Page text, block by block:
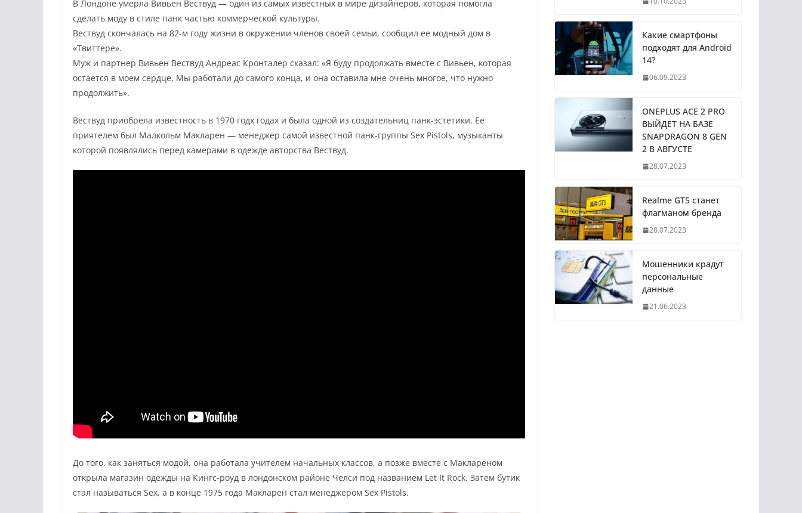
В Лондоне умерла Вивьен Вествуд — один из самых известных в мире дизайнеров, которая помогла
сделать моду в стиле панк частью коммерческой культуры.
Вествуд скончалась на 82-м году жизни в окружении членов своей семьи, сообщил ее модный дом в
«Твиттере».
Муж и партнер Вивьен Вествуд Андреас Кронталер сказал: «Я буду продолжать вместе с Вивьен, которая
остается в моем сердце. Мы работали до самого конца, и она оставила мне очень многое, что нужно
продолжить».
Вествуд приобрела известность в 1970 годх годах и была одной из создательниц панк-эстетики. Ее
приятелем был Малкольм Макларен — менеджер самой известной панк-группы Sex Pistols, музыканты
которой появлялись перед камерами в одежде авторства Вествуд.
До того, как заняться модой, она работала учителем начальных классов, а позже вместе с Маклареном
открыла магазин одежды на Кингс-роуд в лондонском районе Челси под названием Let It Rock. Затем бутик
стал называться Sex, а в конце 1975 года Макларен стал менеджером Sex Pistols.
Какие смартфоны
подходят для Android
14?
06.09.2023
ONEPLUS ACE 2 PRO
ВЫЙДЕТ НА БАЗЕ
SNAPDRAGON 8 GEN
2 В АВГУСТЕ
28.07.2023
Realme GT5 станет
флагманом бренда
28.07.2023
Мошенники крадут
персональные
данные
21.06.2023